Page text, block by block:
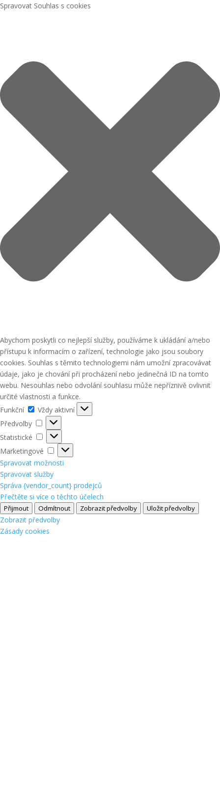
Spravovat Souhlas s cookies
Abychom poskytli co nejlepší služby, používáme k ukládání a/nebo
přístupu k informacím o zařízení, technologie jako jsou soubory
cookies. Souhlas s těmito technologiemi nám umožní zpracovávat
údaje, jako je chování při procházení nebo jedinečná ID na tomto
webu. Nesouhlas nebo odvolání souhlasu může nepříznivě ovlivnit
určité vlastnosti a funkce.
Funkční
Funkční
Vždy aktivní
Předvolby
Předvolby
Statistické
Statistické
Marketingové
Marketingové
Spravovat možnosti
Spravovat služby
Správa {vendor_count} prodejců
Přečtěte si více o těchto účelech
Přijmout Odmítnout Zobrazit předvolby Uložit předvolby
Zobrazit předvolby
Zásady cookies